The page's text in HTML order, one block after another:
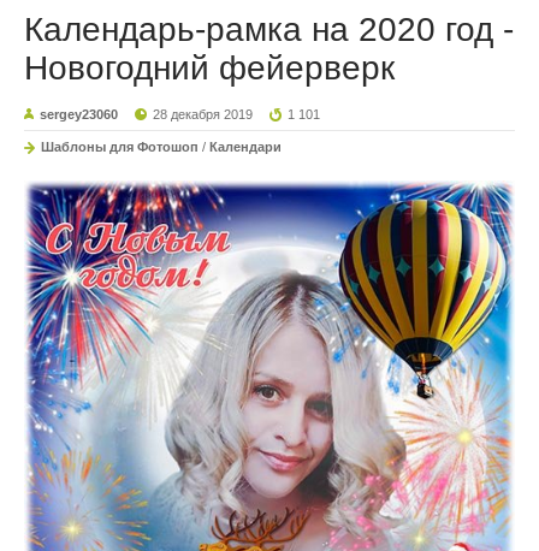
Календарь-рамка на 2020 год -
Новогодний фейерверк
sergey23060 28 декабря 2019 1 101
Шаблоны для Фотошоп / Календари